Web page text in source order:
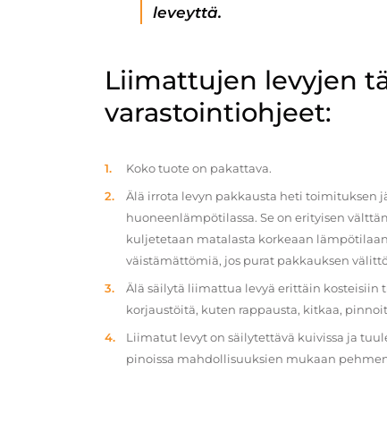
leveyttä.
Liimattujen levyjen
varastointiohjeet:
Koko tuote on pakattava.
Älä irrota levyn pakkausta heti toimituksen
huoneenlämpötilassa. Se on erityisen
kuljetetaan matalasta korkeaan
väistämättömiä, jos purat pakkauksen
Älä säilytä liimattua levyä erittäin kosteisiin
korjaustöitä, kuten rappausta, kitkaa,
Liimatut levyt on säilytettävä kuivissa ja
pinoissa mahdollisuuksien mukaan